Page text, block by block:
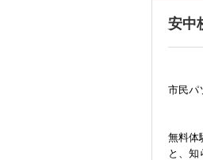
特徴
安中
市民パ
無料体
と、知